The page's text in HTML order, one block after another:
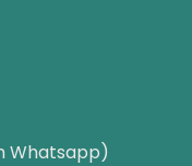
Whatsapp)